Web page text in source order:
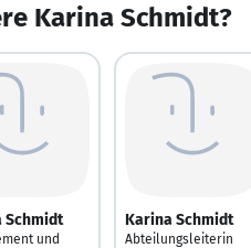
Karina Schmidt?
Schmidt
und
Karina Schmidt
Abteilungsleiterin